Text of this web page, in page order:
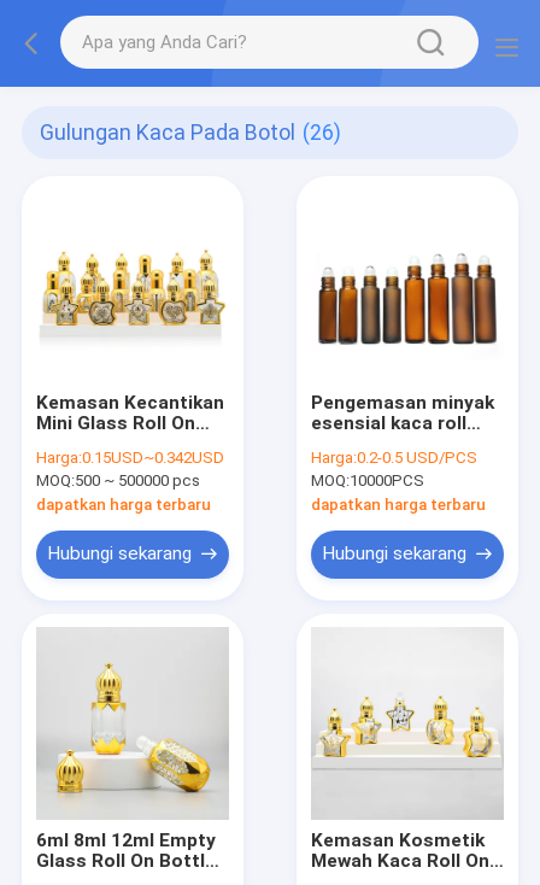
Gulungan Kaca Pada Botol (26)
Kemasan Kecantikan
Mini Glass Roll On
Kemasan Parfum
Golden Glittering
Harga:0.15USD~0.342USD
MOQ:500 ~ 500000 pcs
dapatkan harga terbaru
Hubungi sekarang
Pengemasan minyak
esensial kaca roll
pengiriman DHL
Harga:0.2-0.5 USD/PCS
MOQ:10000PCS
dapatkan harga terbaru
Hubungi sekarang
6ml 8ml 12ml Empty
Glass Roll On Bottle
Kemasan Kosmetik
Mewah Kaca Roll On